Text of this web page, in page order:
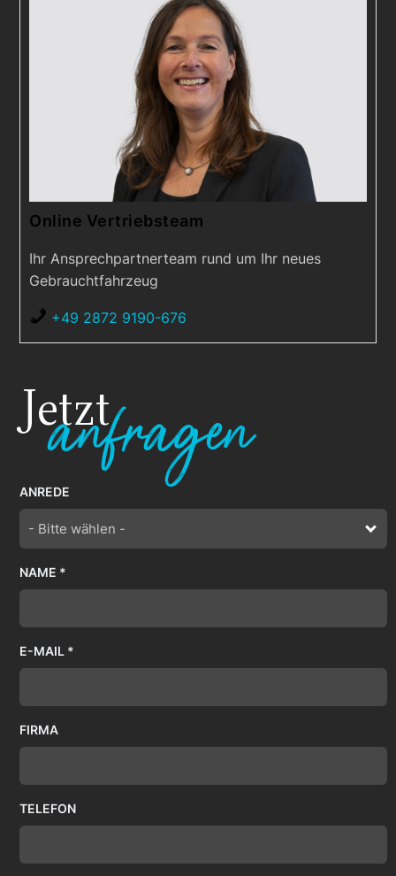
Online Vertriebsteam
Ihr Ansprechpartnerteam rund um Ihr neues
Gebrauchtfahrzeug
+49 2872 9190-676
Jetzt
anfragen
ANREDE
- Bitte wählen -
NAME *
E-MAIL *
FIRMA
TELEFON